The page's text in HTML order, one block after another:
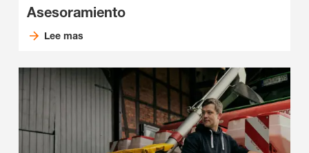
Asesoramiento
Lee mas